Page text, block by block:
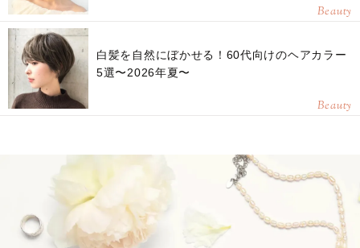
Beauty
白髪を自然にぼかせる！60代向けのヘアカラー
5選〜2026年夏〜
Beauty